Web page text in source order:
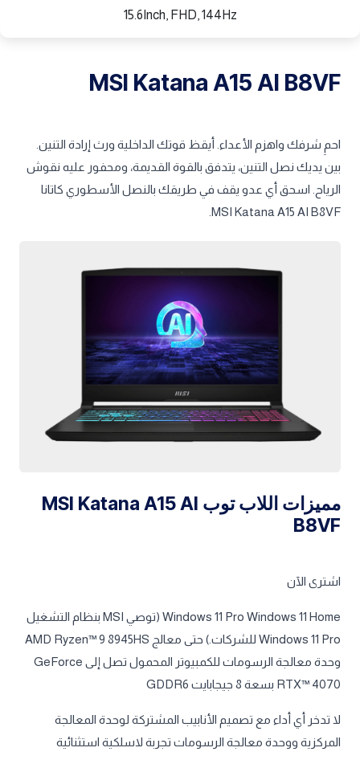
15.6Inch, FHD, 144Hz
MSI Katana A15 AI B8VF
احمِ شرفك واهزم الأعداء. أيقظ قوتك الداخلية ورث إرادة التنين.
بين يديك نصل التنين، يتدفق بالقوة القديمة، ومحفور عليه نقوش
الرياح. اسحق أي عدو يقف في طريقك بالنصل الأسطوري كاتانا
MSI Katana A15 AI B8VF.
مميزات اللاب توب MSI Katana A15 AI
B8VF
اشترى الآن
Windows 11 Pro Windows 11 Home (توصي MSI بنظام التشغيل
Windows 11 Pro للشركات.) حتى معالج AMD Ryzen™ 9 8945HS
وحدة معالجة الرسومات للكمبيوتر المحمول تصل إلى GeForce
RTX™ 4070 بسعة 8 جيجابايت GDDR6
لا تدخر أي أداء مع تصميم الأنابيب المشتركة لوحدة المعالجة
المركزية ووحدة معالجة الرسومات تجربة لاسلكية استثنائية